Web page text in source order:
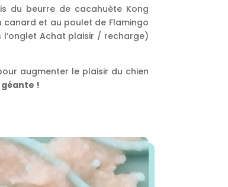
du beurre de cacahuète Kong
canard et au poulet de Flamingo
Achat plaisir / recharge)
augmenter le plaisir du chien
!